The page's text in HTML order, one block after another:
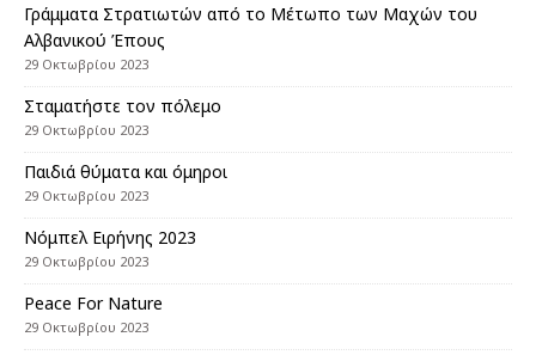
Γράμματα Στρατιωτών από το Μέτωπο των Μαχών του
Αλβανικού Έπους
29 Οκτωβρίου 2023
Σταματήστε τον πόλεμο
29 Οκτωβρίου 2023
Παιδιά θύματα και όμηροι
29 Οκτωβρίου 2023
Nόμπελ Ειρήνης 2023
29 Οκτωβρίου 2023
Peace For Nature
29 Οκτωβρίου 2023